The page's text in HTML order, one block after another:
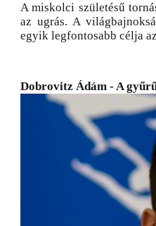
A miskolci születésű
az ugrás. A
egyik legfontosabb célja
Dobrovitz Ádám - A